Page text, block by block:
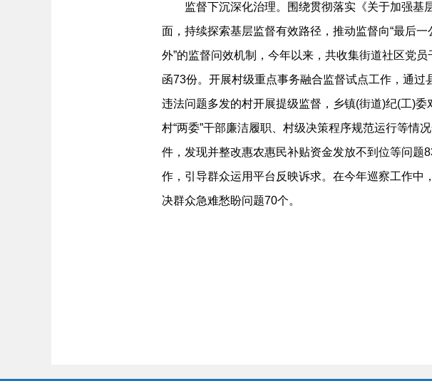
监督下沉深化治理。围绕贯彻落实《关于加强基
面，持续探索基层监督有效路径，推动监督向“最后
外”的监督问效机制，今年以来，共收集街道社区党
函73份。开展村级重点事务融合监督试点工作，通过
违法问题多发的村开展提级监督，乡镇(街道)纪(工)
村“两委”干部廉洁履职、村级决策程序规范运行等情
件，发现并整改惠农惠民补贴资金发放不到位等问题
作，引导群众运用平台反映诉求。在今年巡察工作
决群众急难愁盼问题70个。